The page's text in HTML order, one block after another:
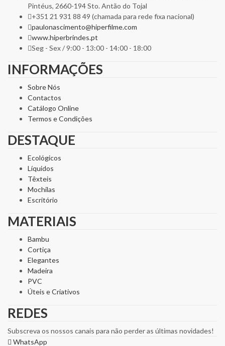
Pintéus, 2660-194 Sto. Antão do Tojal
+351 21 931 88 49 (chamada para rede fixa nacional)
paulonascimento@hiperfilme.com
www.hiperbrindes.pt
Seg - Sex / 9:00 - 13:00 - 14:00 - 18:00
INFORMAÇÕES
Sobre Nós
Contactos
Catálogo Online
Termos e Condições
DESTAQUE
Ecológicos
Líquidos
Têxteis
Mochilas
Escritório
MATERIAIS
Bambu
Cortiça
Elegantes
Madeira
PVC
Úteis e Criativos
REDES
Subscreva os nossos canais para não perder as últimas novidades!
WhatsApp